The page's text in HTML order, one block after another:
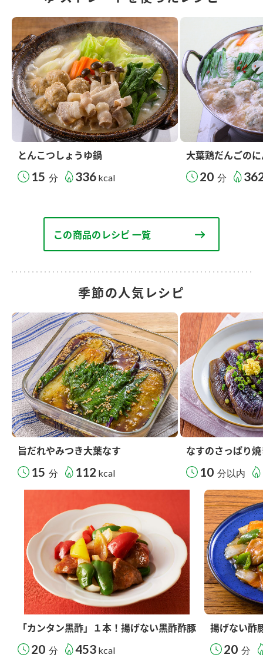
とんこつしょうゆ鍋
15 分 336 kcal
大葉鶏だんごの
20 分
この商品のレシピ 一覧
季節の人気レシピ
旨だれやみつき大葉なす
15 分 112 kcal
なすのさっぱり
10 分以内
「カンタン黒酢」１本！揚げない黒酢酢豚
20 分 453 kcal
揚げない酢
20 分